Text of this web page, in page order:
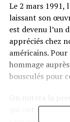
Le 2 mars 1991,
laissant son
est devenu l’un
appréciés chez
américains.
hommage
bousculés pour
qui ont su faire